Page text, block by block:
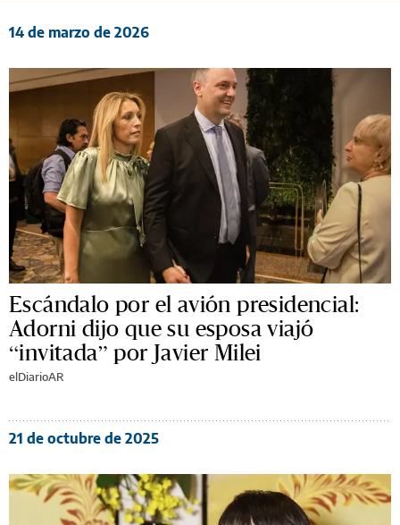
14 de marzo de 2026
Escándalo por el avión presidencial:
Adorni dijo que su esposa viajó
“invitada” por Javier Milei
elDiarioAR
21 de octubre de 2025